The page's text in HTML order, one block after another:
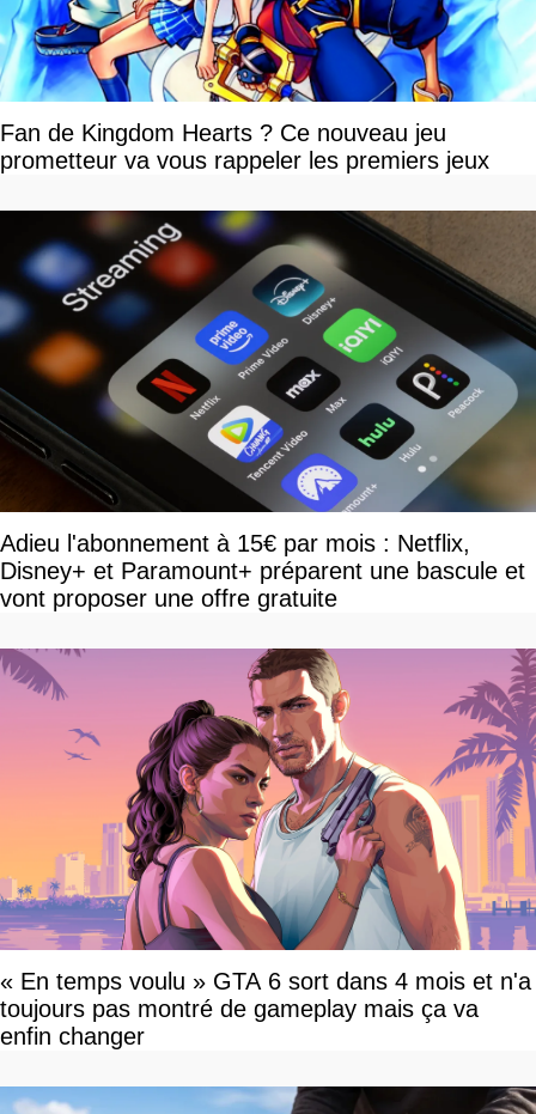
Fan de Kingdom Hearts ? Ce nouveau jeu
prometteur va vous rappeler les premiers jeux
Adieu l'abonnement à 15€ par mois : Netflix,
Disney+ et Paramount+ préparent une bascule et
vont proposer une offre gratuite
« En temps voulu » GTA 6 sort dans 4 mois et n'a
toujours pas montré de gameplay mais ça va
enfin changer